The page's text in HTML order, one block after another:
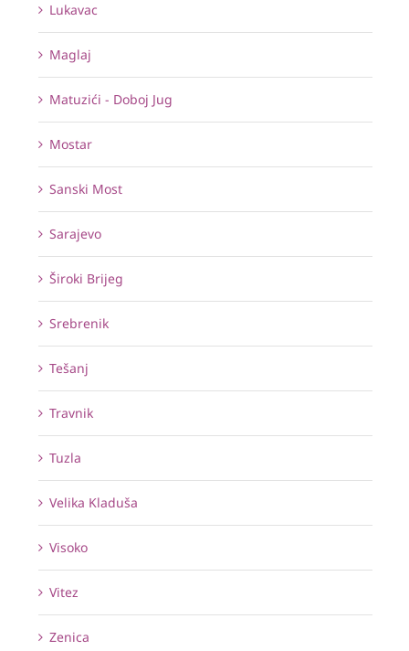
Lukavac
Maglaj
Matuzići - Doboj Jug
Mostar
Sanski Most
Sarajevo
Široki Brijeg
Srebrenik
Tešanj
Travnik
Tuzla
Velika Kladuša
Visoko
Vitez
Zenica